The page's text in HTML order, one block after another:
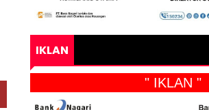
IKLAN
"